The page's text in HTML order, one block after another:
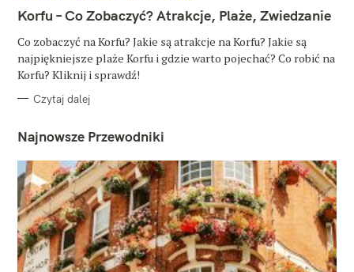
T
E
O
R
I
Korfu – Co Zobaczyć? Atrakcje, Plaże, Zwiedzanie
Co zobaczyć na Korfu? Jakie są atrakcje na Korfu? Jakie są
najpiękniejsze plaże Korfu i gdzie warto pojechać? Co robić na
Korfu? Kliknij i sprawdź!
Czytaj dalej
Najnowsze Przewodniki